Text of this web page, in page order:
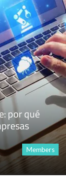
por qué
Members